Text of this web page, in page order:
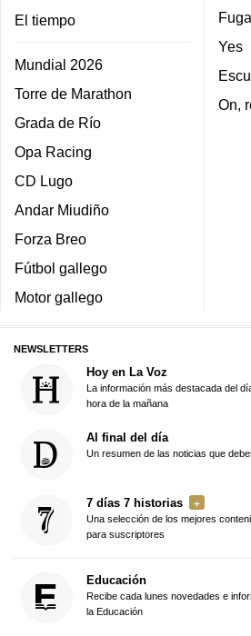
El tiempo
Mundial 2026
Torre de Marathon
Grada de Río
Opa Racing
CD Lugo
Andar Miudiño
Forza Breo
Fútbol gallego
Motor gallego
Yes
On,
NEWSLETTERS
Hoy en La Voz
La información más destacada del
hora de la mañana
Al final del día
Un resumen de las noticias que
7 días 7 historias
Una selección de los mejores
para suscriptores
Educación
Recibe cada lunes novedades e
la Educación